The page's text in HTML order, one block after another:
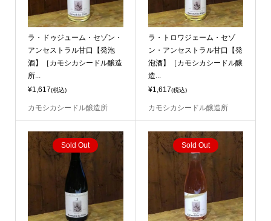
ラ・ドゥジューム・セゾン・
アンセストラル甘口【発泡
酒】［カモシカシードル醸造
所...
¥1,617(税込)
カモシカシードル醸造所
ラ・トロワジェーム・セゾ
ン・アンセストラル甘口【発
泡酒】［カモシカシードル醸
造...
¥1,617(税込)
カモシカシードル醸造所
Sold Out Sold Out